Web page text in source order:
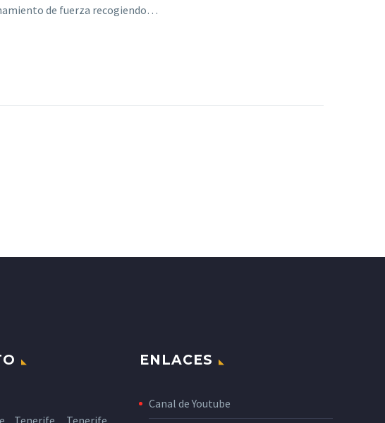
de fuerza recogiendo…
Tenerife, Tenerife,
ENLACES
Canal de Youtube